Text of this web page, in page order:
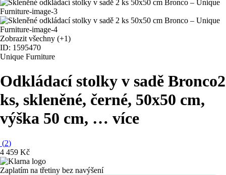
Zobrazit všechny (+1)
ID: 1595470
Unique Furniture
Odkládací stolky v sadě Bronco2
ks, skleněné, černé, 50x50 cm,
výška 50 cm, … více
(2)
4 459 Kč
Zaplatím na třetiny bez navýšení